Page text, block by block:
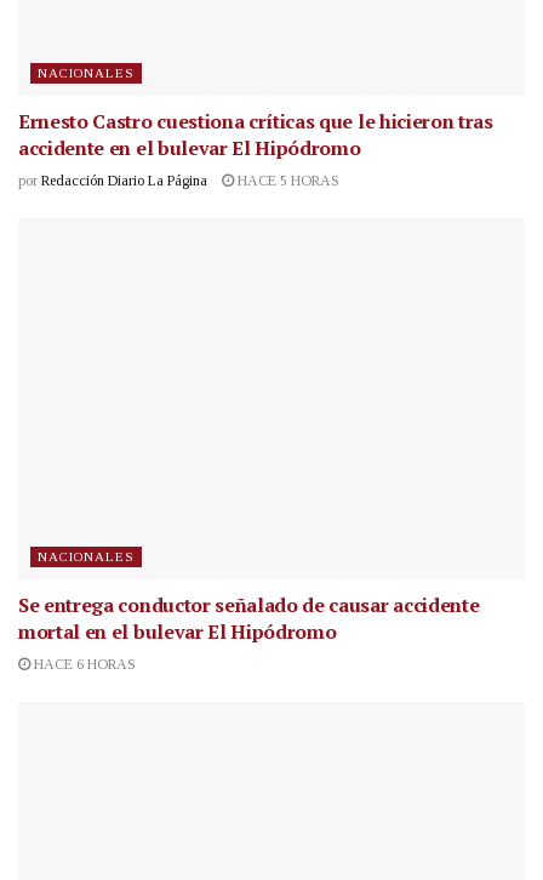
NACIONALES
Ernesto Castro cuestiona críticas que le hicieron tras
accidente en el bulevar El Hipódromo
por Redacción Diario La Página HACE 5 HORAS
NACIONALES
Se entrega conductor señalado de causar accidente
mortal en el bulevar El Hipódromo
HACE 6 HORAS